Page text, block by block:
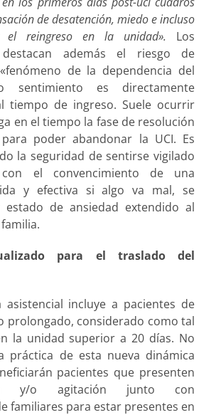
de desatención, miedo e incluso
el reingreso en la unidad». Los
destacan además el riesgo de
de la dependencia del
sentimiento es directamente
tiempo de ingreso. Suele ocurrir
en el tiempo la fase de resolución
poder abandonar la UCI. Es
la seguridad de sentirse vigilado
el convencimiento de una
y efectiva si algo va mal, se
de ansiedad extendido al
para el traslado del
asistencial incluye a pacientes de
prolongado, considerado como tal
la unidad superior a 20 días. No
práctica de esta nueva dinámica
pacientes que presenten
y/o agitación junto con
familiares para estar presentes en